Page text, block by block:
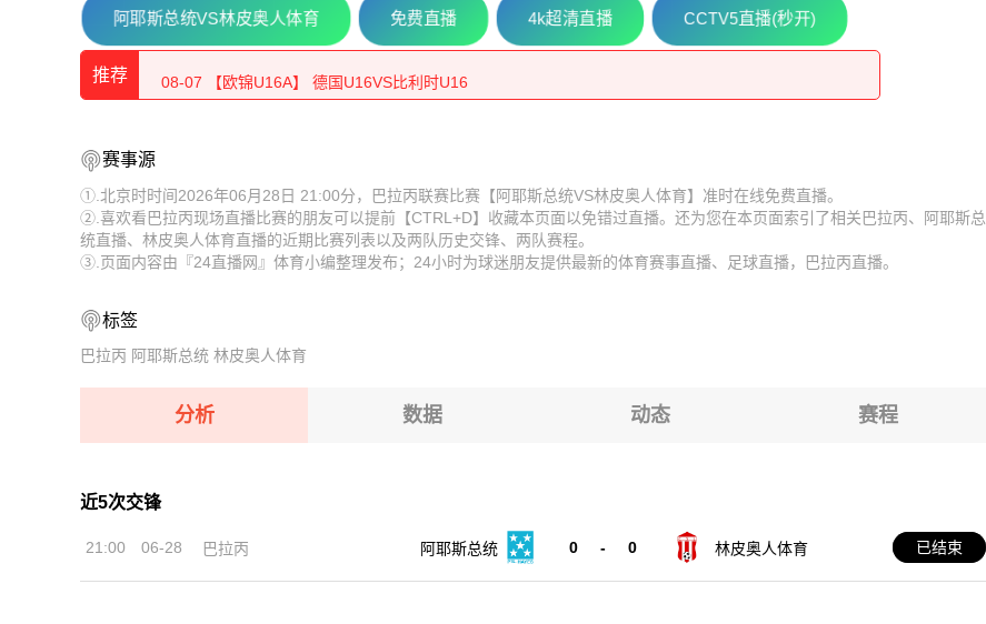
阿耶斯总统VS林皮奥人体育 免费直播 4k超清直播 CCTV5直播(秒开)
推荐
08-07 【欧锦U16A】 波兰U16VS罗马尼亚U16
08-07 【欧锦U16A】 德国U16VS比利时U16
08-07 【越南联】 河内水牛VS岘港龙
08-07 【欧锦U16A】 意大利U16VS拉脱维亚U16
08-07 【CBA夏季联赛】 江苏肯帝亚VS深圳马可波罗
08-07 【国际赛女】 中国女篮VS尼日利亚女篮
08-07 【欧锦U16A】 德国U16VS比利时U16
08-07 【欧锦U16B】 匈牙利U16VS奥地利U16
08-07 【越南联】 河内水牛VS岘港龙
08-07 【欧锦U16A】 意大利U16VS拉脱维亚U16
08-07 【CBA夏季联赛】 江苏肯帝亚VS深圳马可波罗
08-07 【国际赛女】 中国女篮VS尼日利亚女篮
赛事源
①.北京时时间2026年06月28日 21:00分，巴拉丙联赛比赛【阿耶斯总统VS林皮奥人体育】准时在线免费直播。
②.喜欢看巴拉丙现场直播比赛的朋友可以提前【CTRL+D】收藏本页面以免错过直播。还为您在本页面索引了相关巴拉丙、阿耶斯总
统直播、林皮奥人体育直播的近期比赛列表以及两队历史交锋、两队赛程。
③.页面内容由『24直播网』体育小编整理发布；24小时为球迷朋友提供最新的体育赛事直播、足球直播，巴拉丙直播。
标签
巴拉丙 阿耶斯总统 林皮奥人体育
分析 数据 动态 赛程
近5次交锋
21:00 06-28 巴拉丙 阿耶斯总统 0 - 0 林皮奥人体育 已结束